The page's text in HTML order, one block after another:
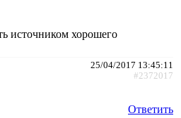
источником хорошего
25/04/2017 13:45:11
#2372017
Ответить